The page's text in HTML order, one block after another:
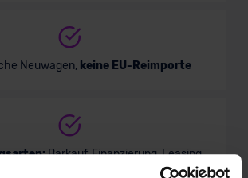
Neuwagen, keine EU-Reimporte
Barkauf, Finanzierung, Leasing